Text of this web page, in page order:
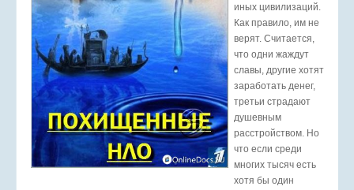
иных цивилизаций.
Как правило, им не
верят. Считается,
что одни жаждут
славы, другие хотят
заработать денег,
третьи страдают
душевным
расстройством. Но
что если среди
многих тысяч есть
хотя бы один